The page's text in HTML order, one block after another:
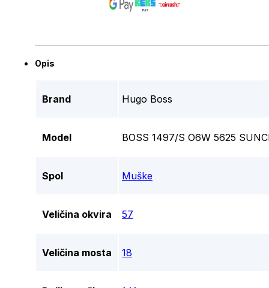
Opis
Brand Hugo Boss
Model BOSS 1497/S O6W 5625
Spol Muške
Veličina okvira 57
Veličina mosta 18